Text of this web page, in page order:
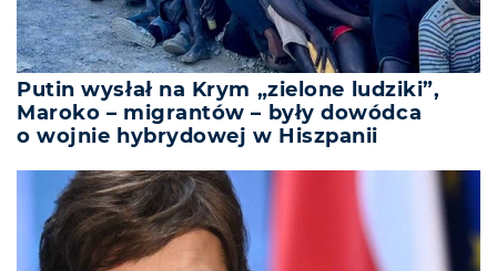
Putin wysłał na Krym „zielone ludziki”,
Maroko – migrantów – były dowódca
o wojnie hybrydowej w Hiszpanii